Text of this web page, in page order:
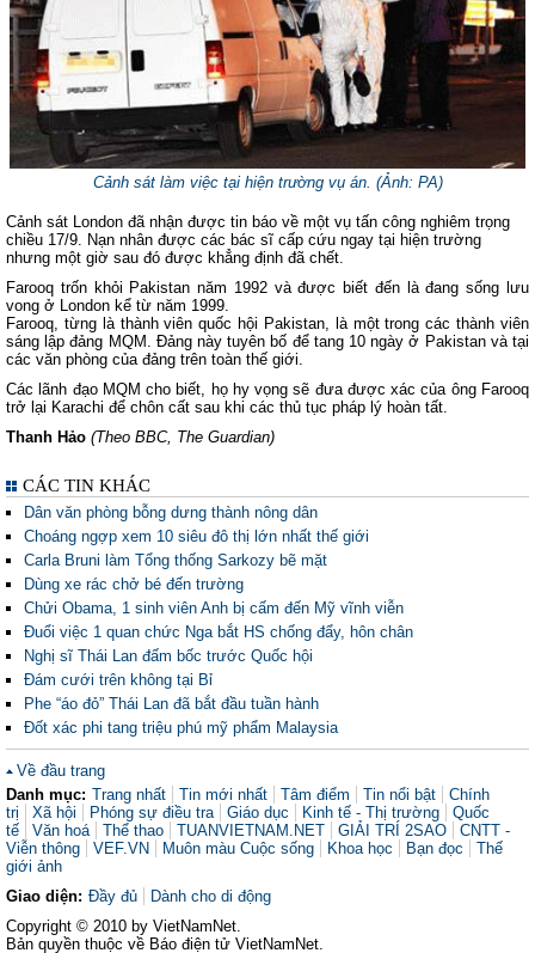
Cảnh sát làm việc tại hiện trường vụ án. (Ảnh: PA)
Cảnh sát London đã nhận được tin báo về một vụ tấn công nghiêm trọng
chiều 17/9. Nạn nhân được các bác sĩ cấp cứu ngay tại hiện trường
nhưng một giờ sau đó được khẳng định đã chết.
Farooq trốn khỏi Pakistan năm 1992 và được biết đến là đang sống lưu
vong ở London kể từ năm 1999.
Farooq, từng là thành viên quốc hội Pakistan, là một trong các thành viên
sáng lập đảng MQM. Đảng này tuyên bố để tang 10 ngày ở Pakistan và tại
các văn phòng của đảng trên toàn thế giới.
Các lãnh đạo MQM cho biết, họ hy vọng sẽ đưa được xác của ông Farooq
trở lại Karachi để chôn cất sau khi các thủ tục pháp lý hoàn tất.
Thanh Hảo (Theo BBC, The Guardian)
CÁC TIN KHÁC
Dân văn phòng bỗng dưng thành nông dân
Choáng ngợp xem 10 siêu đô thị lớn nhất thế giới
Carla Bruni làm Tổng thống Sarkozy bẽ mặt
Dùng xe rác chở bé đến trường
Chửi Obama, 1 sinh viên Anh bị cấm đến Mỹ vĩnh viễn
Đuổi việc 1 quan chức Nga bắt HS chống đẩy, hôn chân
Nghị sĩ Thái Lan đấm bốc trước Quốc hội
Đám cưới trên không tại Bỉ
Phe “áo đỏ” Thái Lan đã bắt đầu tuần hành
Đốt xác phi tang triệu phú mỹ phẩm Malaysia
Về đầu trang
Danh mục: Trang nhất Tin mới nhất Tâm điểm Tin nổi bật
Chính
trị
Xã hội Phóng sự điều tra Giáo dục Kinh tế - Thị trường
Quốc
tế
Văn hoá Thể thao TUANVIETNAM.NET GIẢI TRÍ 2SAO
CNTT -
Viễn thông
VEF.VN Muôn màu Cuộc sống Khoa học Bạn đọc
Thế
giới ảnh
Giao diện: Đầy đủ
Dành cho di động
Copyright © 2010 by VietNamNet.
Bản quyền thuộc về Báo điện tử VietNamNet.